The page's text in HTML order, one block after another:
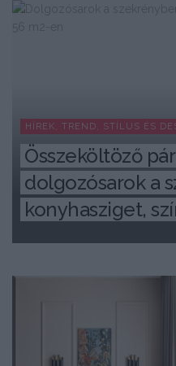
HÍREK, TREND, STÍLUS ÉS
Összeköltöző
dolgozósarok a
konyhasziget,